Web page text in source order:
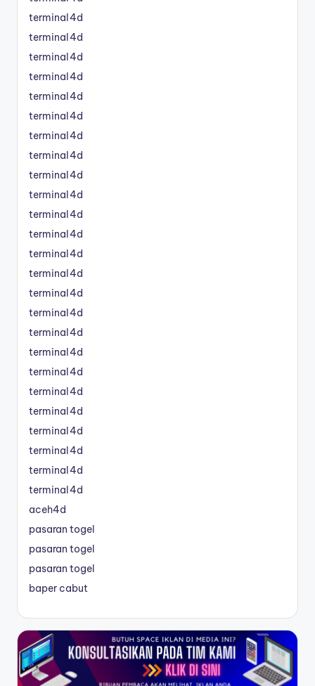
terminal4d
terminal4d
terminal4d
terminal4d
terminal4d
terminal4d
terminal4d
terminal4d
terminal4d
terminal4d
terminal4d
terminal4d
terminal4d
terminal4d
terminal4d
terminal4d
terminal4d
terminal4d
terminal4d
terminal4d
terminal4d
terminal4d
terminal4d
terminal4d
terminal4d
aceh4d
pasaran togel
pasaran togel
pasaran togel
baper cabut